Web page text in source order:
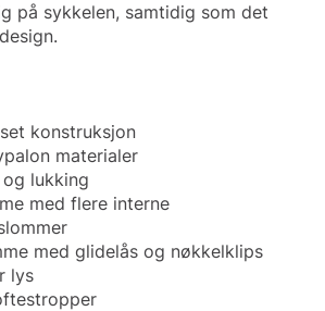
på sykkelen, samtidig som det
konstruksjon
materialer
lukking
med flere interne
med glidelås og nøkkelklips
lys